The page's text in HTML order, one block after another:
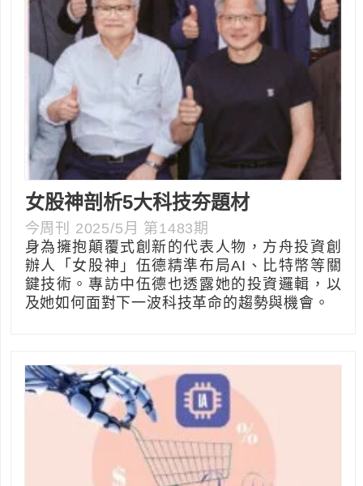
女股神剖析5大科技夯題材
今周刊 2025/5月 第1483期
身為擁抱顛覆式創新的代表人物，方舟投資創
辦人「女股神」伍德精準布局AI、比特幣等關
鍵技術。專訪中伍德也透露她的投資邏輯，以
及她如何面對下一波科技革命的趨勢與機會。